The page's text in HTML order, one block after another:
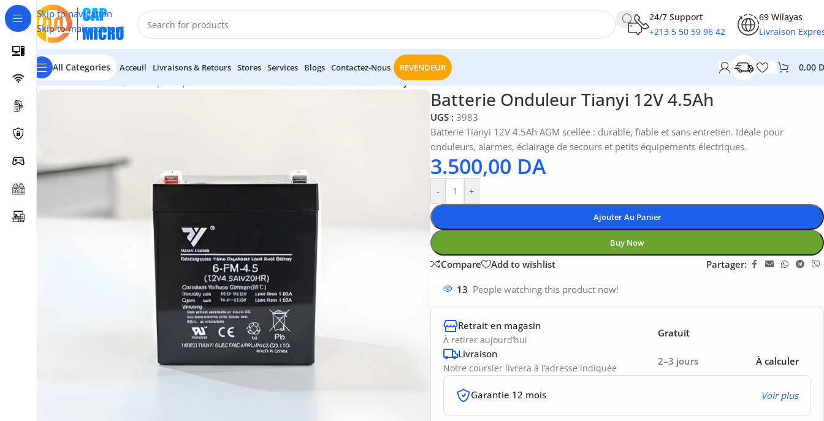
Skip to navigation
Skip to main content
24/7 Support
+213 5 50 59 96 42
69 Wilayas
Livraison
All Categories Acceuil Livraisons & Retours Stores Services Blogs Contactez-Nous REVENDEUR 0,00
Accueil/INFORMATIQUE Batterie Onduleur Tianyi 12V 4.5Ah
Batterie Onduleur Tianyi 12V 4.5Ah
UGS : 3983
Batterie Tianyi 12V 4.5Ah AGM scellée : durable, fiable et sans entretien. Idéale pour
onduleurs, alarmes, éclairage de secours et petits équipements électriques.
3.500,00 DA
- +
Ajouter Au Panier
Buy Now
Compare Add to wishlist Partager:
13 People watching this product now!
Retrait en magasin
À retirer aujourd’hui
Gratuit
Livraison
Notre coursier livrera à l’adresse indiquée
2–3 jours À calculer
Garantie 12 mois Voir plus